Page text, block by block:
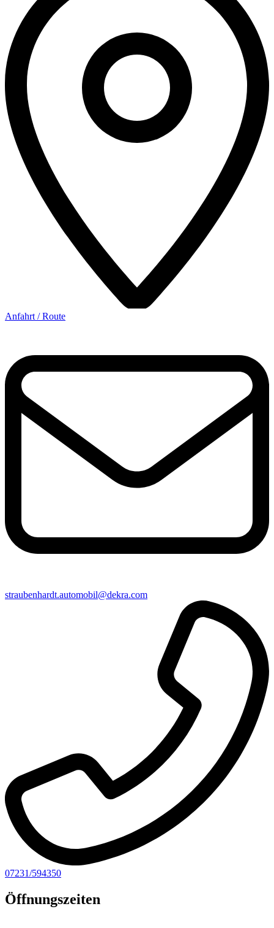
Anfahrt / Route
straubenhardt​.automobil@​dekra.com
07231/594350
Öffnungszeiten